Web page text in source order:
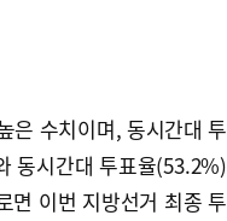
은 수치이며, 동시간대 투
동시간대 투표율(53.2%)
면 이번 지방선거 최종 투